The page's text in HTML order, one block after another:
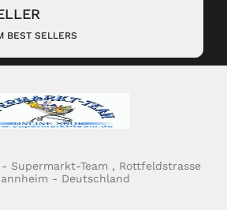
BEST SELLERS
- Supermarkt-Team , Rottfeldstrasse
- Deutschland